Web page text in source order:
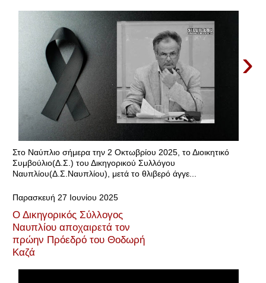
›
Στο Ναύπλιο σήμερα την 2 Οκτωβρίου 2025, το Διοικητικό
Συμβούλιο(Δ.Σ.) του Δικηγορικού Συλλόγου
Ναυπλίου(Δ.Σ.Ναυπλίου), μετά το θλιβερό άγγε...
Παρασκευή 27 Ιουνίου 2025
Ο Δικηγορικός Σύλλογος
Ναυπλίου αποχαιρετά τον
πρώην Πρόεδρό του Θοδωρή
Καζά